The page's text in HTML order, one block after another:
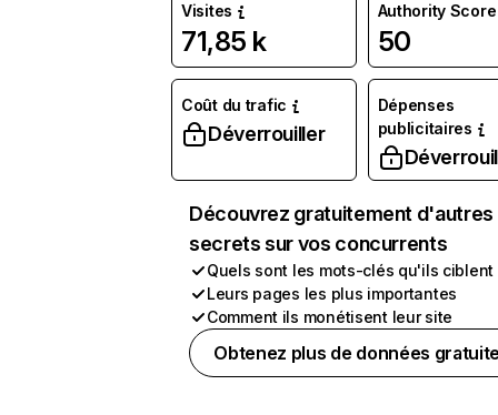
Visites
71,85 k
Authority Score
50
Coût du trafic
Déverrouiller
Dépenses
publicitaires
Découvrez gratuitement d'autres
secrets sur vos concurrents
Quels sont les mots-clés qu'ils ciblent
Leurs pages les plus importantes
Comment ils monétisent leur site
Obtenez plus de données